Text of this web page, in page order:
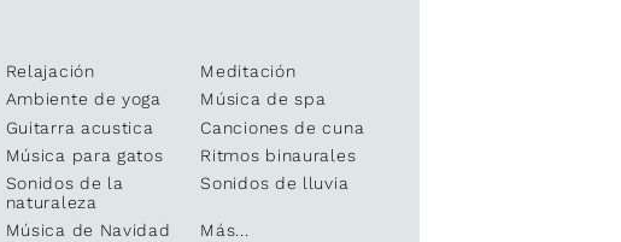
Relajación
Meditación
Ambiente de yoga
Música de spa
Guitarra acustica
Canciones de cuna
Música para gatos
Ritmos binaurales
Sonidos de la
naturaleza
Sonidos de lluvia
Música de Navidad Más...